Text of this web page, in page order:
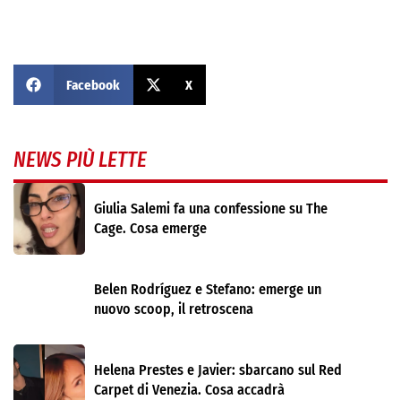
Facebook X
NEWS PIÙ LETTE
Giulia Salemi fa una confessione su The
Cage. Cosa emerge
Belen Rodríguez e Stefano: emerge un
nuovo scoop, il retroscena
Helena Prestes e Javier: sbarcano sul Red
Carpet di Venezia. Cosa accadrà